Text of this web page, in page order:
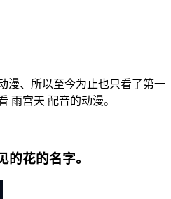
漫、所以至今为止也只看了第一
雨宫天 配音的动漫。
的花的名字。